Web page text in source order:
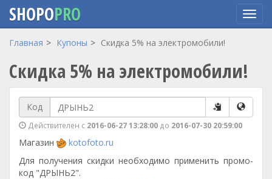
Перейти
основному
содержанию
SHOPOPRO
Главная Купоны Скидка 5% на электромобили!
Скидка 5% на электромобили!
Код
Действителен с 2016-06-27 13:28:00 до 2016-07-30 20:59:00
Магазин
kotofoto.ru
Для получения скидки необходимо применить промо-
код "ДРЫНЬ2".